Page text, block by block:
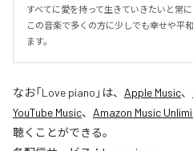
すべてに愛を持って生きていきたいと常に
この音楽で多くの方に少しでも幸せや平
ます。
なお「Love piano 」は、 Apple Music、
YouTube Music、 Amazon Music
聴くことができる。